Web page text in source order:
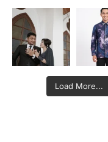
Load More...